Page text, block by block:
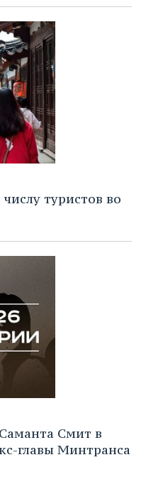
туристов во
Смит в
главы Минтранса